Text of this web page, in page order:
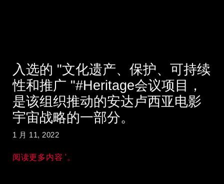
入选的 "文化遗产、保护、可持续
性和推广 "#Heritage会议项目，
是该组织推动的安达卢西亚电影
宇宙战略的一部分。
1 月 11, 2022
阅读更多内容 '。